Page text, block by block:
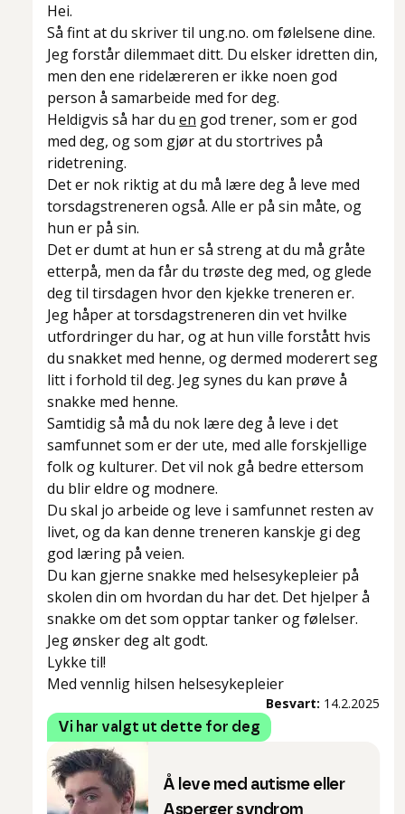
Hei.
Så fint at du skriver til ung.no. om følelsene dine.
Jeg forstår dilemmaet ditt. Du elsker idretten din,
men den ene ridelæreren er ikke noen god
person å samarbeide med for deg.
Heldigvis så har du en god trener, som er god
med deg, og som gjør at du stortrives på
ridetrening.
Det er nok riktig at du må lære deg å leve med
torsdagstreneren også. Alle er på sin måte, og
hun er på sin.
Det er dumt at hun er så streng at du må gråte
etterpå, men da får du trøste deg med, og glede
deg til tirsdagen hvor den kjekke treneren er.
Jeg håper at torsdagstreneren din vet hvilke
utfordringer du har, og at hun ville forstått hvis
du snakket med henne, og dermed moderert seg
litt i forhold til deg. Jeg synes du kan prøve å
snakke med henne.
Samtidig så må du nok lære deg å leve i det
samfunnet som er der ute, med alle forskjellige
folk og kulturer. Det vil nok gå bedre ettersom
du blir eldre og modnere.
Du skal jo arbeide og leve i samfunnet resten av
livet, og da kan denne treneren kanskje gi deg
god læring på veien.
Du kan gjerne snakke med helsesykepleier på
skolen din om hvordan du har det. Det hjelper å
snakke om det som opptar tanker og følelser.
Jeg ønsker deg alt godt.
Lykke til!
Med vennlig hilsen helsesykepleier
Besvart: 14.2.2025
Vi har valgt ut dette for deg
Å leve med autisme eller
Asperger syndrom